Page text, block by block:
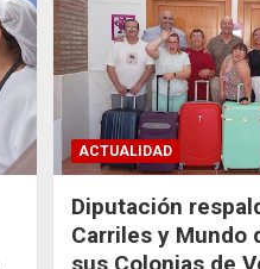
ACTUALIDAD
Diputación
Carriles y Mundo